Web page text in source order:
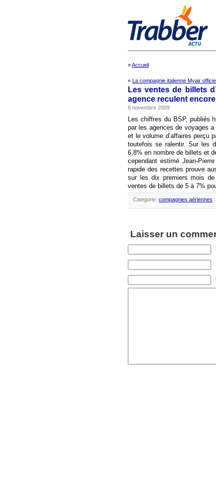
»Accueil
« La compagnie italienne Myair
Les ventes de billets
agence reculent encore
6 novembre 2009
Les chiffres du BSP, publiés
par les agences de voyages a
et le volume d’affaires perçu
toutefois se ralentir. Sur les
6,8% en nombre de billets et
cependant estimé Jean-
rapide des recettes prouve
sur les dix premiers mois
ventes de billets de 5 à 7%
Categorie: compagnies aériennes
Laisser un